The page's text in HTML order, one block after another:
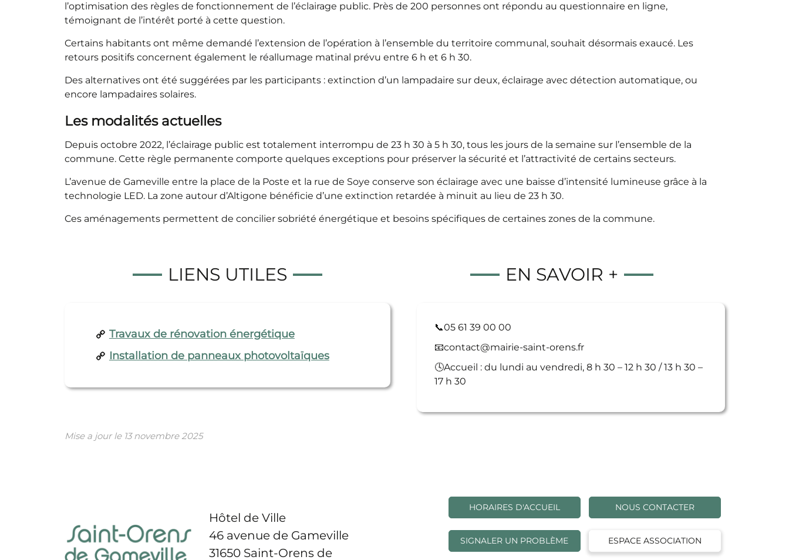
l’optimisation des règles de fonctionnement de l’éclairage public. Près de 200 personnes ont répondu au questionnaire en ligne,
témoignant de l’intérêt porté à cette question.
Certains habitants ont même demandé l’extension de l’opération à l’ensemble du territoire communal, souhait désormais exaucé. Les
retours positifs concernent également le réallumage matinal prévu entre 6 h et 6 h 30.
Des alternatives ont été suggérées par les participants : extinction d’un lampadaire sur deux, éclairage avec détection automatique, ou
encore lampadaires solaires.
Les modalités actuelles
Depuis octobre 2022, l’éclairage public est totalement interrompu de 23 h 30 à 5 h 30, tous les jours de la semaine sur l’ensemble de la
commune. Cette règle permanente comporte quelques exceptions pour préserver la sécurité et l’attractivité de certains secteurs.
L’avenue de Gameville entre la place de la Poste et la rue de Soye conserve son éclairage avec une baisse d’intensité lumineuse grâce à la
technologie LED. La zone autour d’Altigone bénéficie d’une extinction retardée à minuit au lieu de 23 h 30.
Ces aménagements permettent de concilier sobriété énergétique et besoins spécifiques de certaines zones de la commune.
LIENS UTILES
Travaux de rénovation énergétique
Installation de panneaux photovoltaïques
EN SAVOIR +
📞05 61 39 00 00
📧contact@mairie-saint-orens.fr
🕓Accueil : du lundi au vendredi, 8 h 30 – 12 h 30 / 13 h 30 –
17 h 30
Mise a jour le 13 novembre 2025
Hôtel de Ville
46 avenue de Gameville
31650 Saint-Orens de
HORAIRES D'ACCUEIL NOUS CONTACTER
SIGNALER UN PROBLÈME ESPACE ASSOCIATION